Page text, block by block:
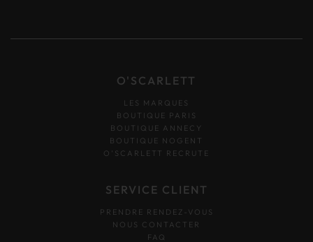
O'SCARLETT
LES MARQUES
BOUTIQUE PARIS
BOUTIQUE ANNECY
BOUTIQUE NOGENT
O’SCARLETT RECRUTE
SERVICE CLIENT
PRENDRE RENDEZ-VOUS
NOUS CONTACTER
FAQ